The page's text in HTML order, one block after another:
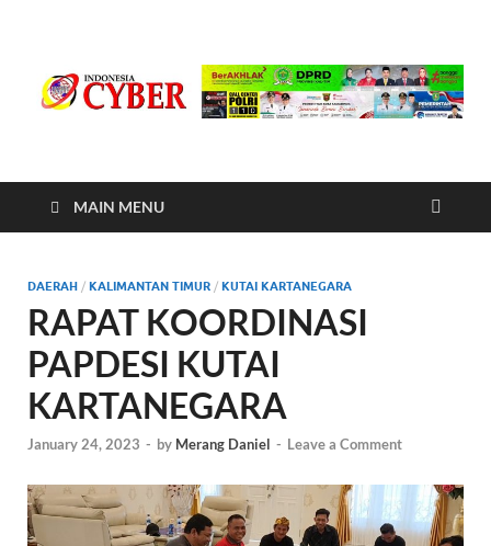
Indonesia Cyber
MAIN MENU
DAERAH / KALIMANTAN TIMUR / KUTAI KARTANEGARA
RAPAT KOORDINASI
PAPDESI KUTAI
KARTANEGARA
January 24, 2023 - by Merang Daniel - Leave a Comment